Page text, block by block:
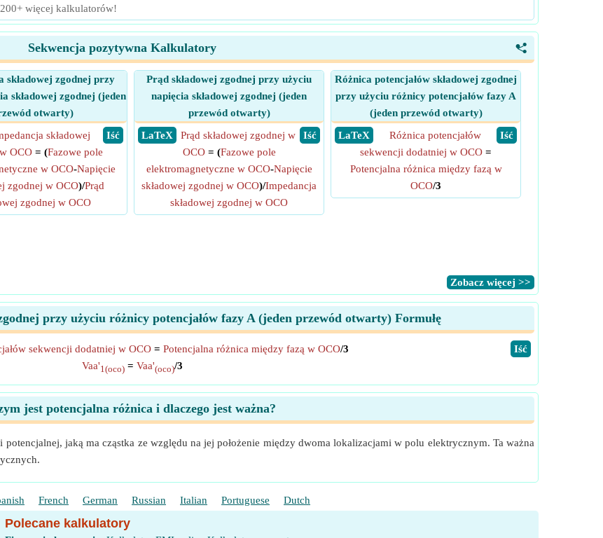
więcej kalkulatorów!
<
Sekwencja pozytywna Kalkulatory
składowej zgodnej przy
składowej zgodnej (jeden
otwarty)
​ Iść
składowej
OCO = (Fazowe pole
w OCO-Napięcie
zgodnej w OCO)/Prąd
zgodnej w OCO
Prąd składowej zgodnej przy użyciu
napięcia składowej zgodnej (jeden
przewód otwarty)
​ LaTeX
​ Iść
Prąd składowej zgodnej w
OCO= (Fazowe pole
elektromagnetyczne w OCO-Napięcie
składowej zgodnej w OCO)/Impedancja
składowej zgodnej w OCO
Różnica potencjałów składowej zgodnej
przy użyciu różnicy potencjałów fazy A
(jeden przewód otwarty)
​ LaTeX
​ Iść
Różnica potencjałów
sekwencji dodatniej w OCO =
Potencjalna różnica między fazą w
OCO/3
​Zobacz więcej >>
przy użyciu różnicy potencjałów fazy A (jeden przewód otwarty) Formułę
​Iść
sekwencji dodatniej w OCO = Potencjalna różnica między fazą w OCO/3
Vaa'1(oco) = Vaa'(oco)/3
jest potencjalna różnica i dlaczego jest ważna?
jaką ma cząstka ze względu na jej położenie między dwoma lokalizacjami w polu elektrycznym. Ta ważna
French German Russian Italian Portuguese Dutch
Polecane kalkulatory